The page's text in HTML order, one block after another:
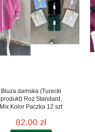
Bluza damska (Turecki
produkt) Roz Standard,
Mix Kolor Paczka 12 szt
82.00 zł